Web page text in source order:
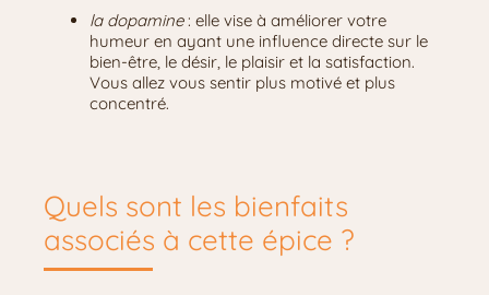
la dopamine: elle vise à améliorer votre
humeur en ayant une influence directe sur le
bien-être, le désir, le plaisir et la satisfaction.
Vous allez vous sentir plus motivé et plus
concentré.
Quels sont les bienfaits
associés à cette épice ?